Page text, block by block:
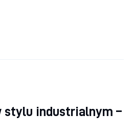
stylu industrialnym –